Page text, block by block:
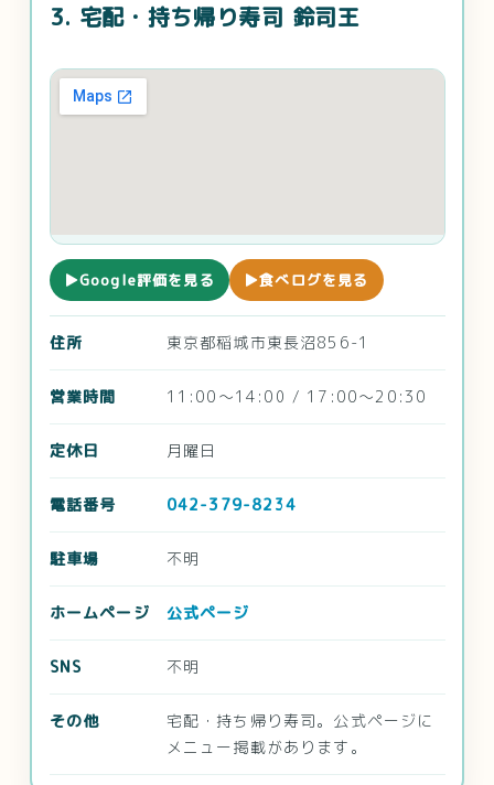
3. 宅配・持ち帰り寿司 鈴司王
▶Google評価を見る ▶食べログを見る
住所 東京都稲城市東長沼856-1
営業時間 11:00～14:00 / 17:00～20:30
定休日 月曜日
電話番号 042-379-8234
駐車場 不明
ホームページ 公式ページ
SNS 不明
その他
宅配・持ち帰り寿司。公式ページに
メニュー掲載があります。